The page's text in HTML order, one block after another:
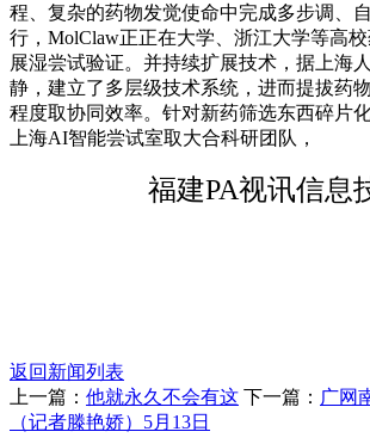
程、复杂的药物发觉使命中完成多步调、
行，MolClaw正正在大学、浙江大学等高
展湿尝试验证。并持续扩展技术，据上海
静，建立了多层级技术系统，进而提拔药
程度取协同效率。针对新药筛选东西碎片
上海AI智能尝试室取大合科研团队，
福建PA视讯信息
返回新闻列表
上一篇： 他就永久不会有这 下一篇： 广网
（记者滕艳娇）5月13日